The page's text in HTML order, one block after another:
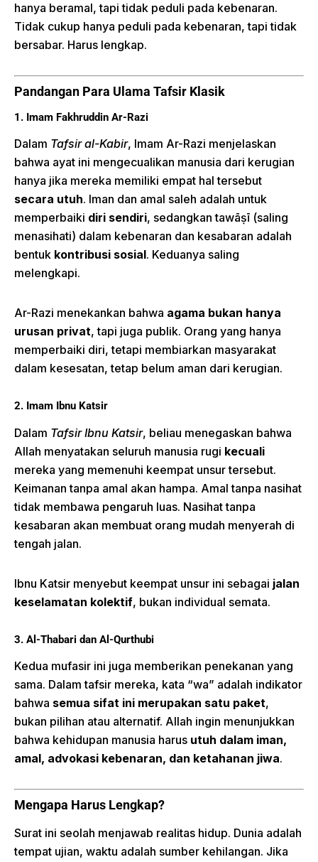
hanya beramal, tapi tidak peduli pada kebenaran.
Tidak cukup hanya peduli pada kebenaran, tapi tidak
bersabar. Harus lengkap.
Pandangan Para Ulama Tafsir Klasik
1. Imam Fakhruddin Ar-Razi
Dalam Tafsir al-Kabir, Imam Ar-Razi menjelaskan
bahwa ayat ini mengecualikan manusia dari kerugian
hanya jika mereka memiliki empat hal tersebut
secara utuh. Iman dan amal saleh adalah untuk
memperbaiki diri sendiri, sedangkan tawāṣī (saling
menasihati) dalam kebenaran dan kesabaran adalah
bentuk kontribusi sosial. Keduanya saling
melengkapi.
Ar-Razi menekankan bahwa agama bukan hanya
urusan privat, tapi juga publik. Orang yang hanya
memperbaiki diri, tetapi membiarkan masyarakat
dalam kesesatan, tetap belum aman dari kerugian.
2. Imam Ibnu Katsir
Dalam Tafsir Ibnu Katsir, beliau menegaskan bahwa
Allah menyatakan seluruh manusia rugi kecuali
mereka yang memenuhi keempat unsur tersebut.
Keimanan tanpa amal akan hampa. Amal tanpa nasihat
tidak membawa pengaruh luas. Nasihat tanpa
kesabaran akan membuat orang mudah menyerah di
tengah jalan.
Ibnu Katsir menyebut keempat unsur ini sebagai jalan
keselamatan kolektif, bukan individual semata.
3. Al-Thabari dan Al-Qurthubi
Kedua mufasir ini juga memberikan penekanan yang
sama. Dalam tafsir mereka, kata “wa” adalah indikator
bahwa semua sifat ini merupakan satu paket,
bukan pilihan atau alternatif. Allah ingin menunjukkan
bahwa kehidupan manusia harus utuh dalam iman,
amal, advokasi kebenaran, dan ketahanan jiwa.
Mengapa Harus Lengkap?
Surat ini seolah menjawab realitas hidup. Dunia adalah
tempat ujian, waktu adalah sumber kehilangan. Jika